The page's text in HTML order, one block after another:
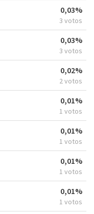
0,03%
3 votos
0,03%
3 votos
0,02%
2 votos
0,01%
1 votos
0,01%
1 votos
0,01%
1 votos
0,01%
1 votos